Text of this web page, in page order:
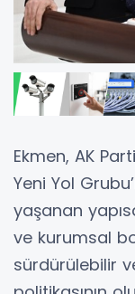
Ekmen, AK
Yeni Yol
yaşanan
ve kurumsal
sürdürülebilir